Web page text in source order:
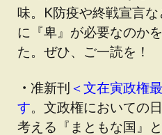
味。K防疫や終戦宣言
に『卑』が必要なのか
た。ぜひ、ご一読を！
・ 准新刊 ＜文在寅政権
す。文政権においての
考える『まともな国』